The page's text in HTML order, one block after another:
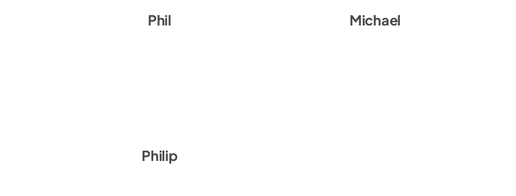
Phil
Phil Hobbach Michael
Michael Reischl
Philip
Philip Razum